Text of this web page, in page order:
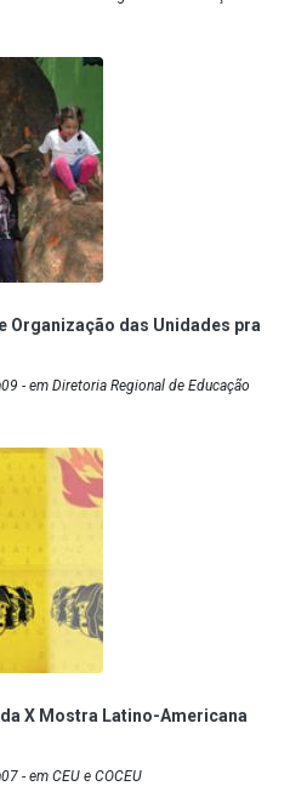
Organização das Unidades pra
- em Diretoria Regional de Educação
X Mostra Latino-Americana
- em CEU e COCEU